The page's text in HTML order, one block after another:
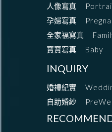
人像寫真
孕婦寫真
全家福寫真
寶寶寫真
Baby
INQUIRY
婚禮紀實
自助婚紗